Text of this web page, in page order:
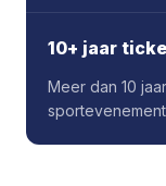
10+ jaar
Meer dan 10